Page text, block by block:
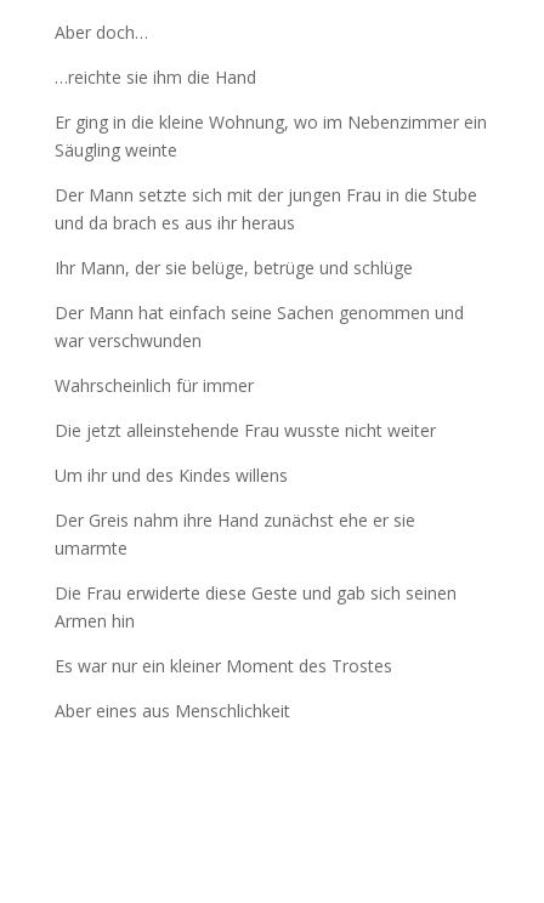
Aber doch…
…reichte sie ihm die Hand
Er ging in die kleine Wohnung, wo im Nebenzimmer ein
Säugling weinte
Der Mann setzte sich mit der jungen Frau in die Stube
und da brach es aus ihr heraus
Ihr Mann, der sie belüge, betrüge und schlüge
Der Mann hat einfach seine Sachen genommen und
war verschwunden
Wahrscheinlich für immer
Die jetzt alleinstehende Frau wusste nicht weiter
Um ihr und des Kindes willens
Der Greis nahm ihre Hand zunächst ehe er sie
umarmte
Die Frau erwiderte diese Geste und gab sich seinen
Armen hin
Es war nur ein kleiner Moment des Trostes
Aber eines aus Menschlichkeit